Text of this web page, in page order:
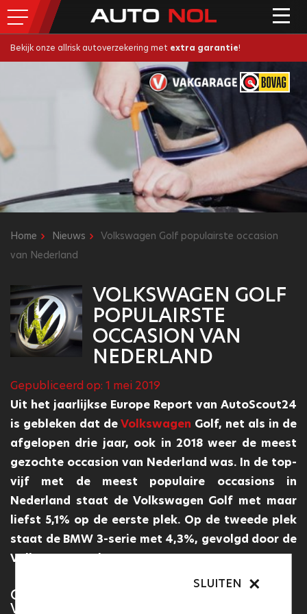
Bekijk onze allrisk autoverzekering met extra garantie!
Home Nieuws
Volkswagen Golf populairste occasion
van Nederland
VOLKSWAGEN GOLF
POPULAIRSTE
OCCASION VAN
NEDERLAND
Gepubliceerd op: 1 mei 2019
Uit het jaarlijkse Europe Report van AutoScout24
is gebleken dat deVolkswagen Golf, net als in de
afgelopen drie jaar, ook in 2018 weer de meest
gezochte occasion van Nederland was. In de top-
vijf met de meest populaire occasions in
Nederland staat de Volkswagen Golf met maar
liefst 5,1% op de eerste plek. Op de tweede plek
staat de BMW 3-serie met 4,3%, gevolgd door de
Volkswagen Polo met 2,5%.
GROOTSCHALIGE VERGELIJKING VAN
VRAAG EN AANBOD
SLUITEN
SLUITEN